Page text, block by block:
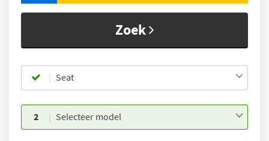
Zoek
Seat
2 Selecteer model